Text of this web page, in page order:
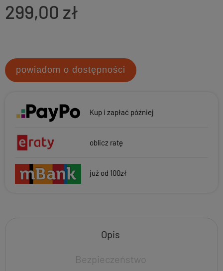
299,00 zł
powiadom o dostępności
Kup i zapłać później
oblicz ratę
już od 100zł
Opis
Bezpieczeństwo